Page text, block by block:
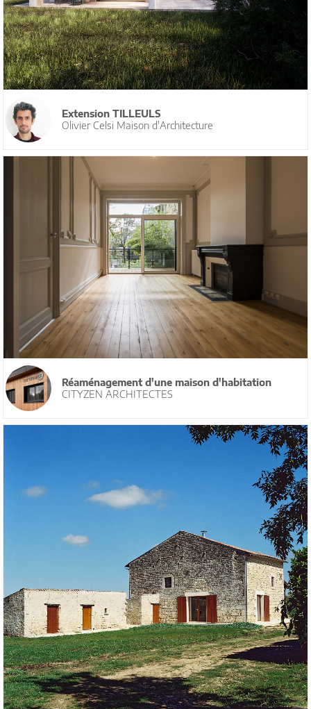
Extension TILLEULS
Olivier Celsi Maison d'Architecture
Réaménagement d'une maison d'habitation
CITYZEN ARCHITECTES